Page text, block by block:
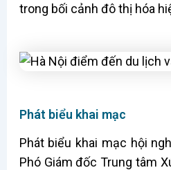
trong bối cảnh đô thị hóa
Phát biểu khai mạc
Phát biểu khai mạc hội
Phó Giám đốc Trung tâm